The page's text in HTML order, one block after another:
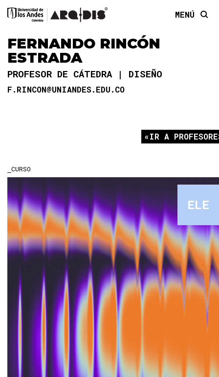
MENÚ
FERNANDO RINCÓN
ESTRADA
PROFESOR DE CÁTEDRA DISEÑO
F.RINCON@UNIANDES.EDU.CO
IR A
CURSO
ELE